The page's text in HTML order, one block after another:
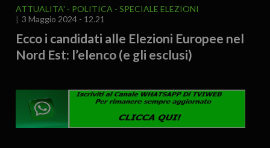
ATTUALITA' POLITICA
SPECIALE ELEZIONI
3 Maggio 2024 - 12.21
Ecco i candidati alle Elezioni Europee nel
Nord Est: l’elenco (e gli esclusi)